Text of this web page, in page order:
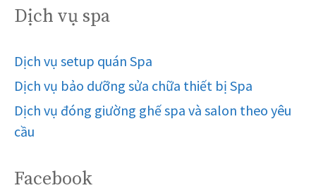
Dịch vụ spa
Dịch vụ setup quán Spa
Dịch vụ bảo dưỡng sửa chữa thiết bị Spa
Dịch vụ đóng giường ghế spa và salon theo yêu
cầu
Facebook